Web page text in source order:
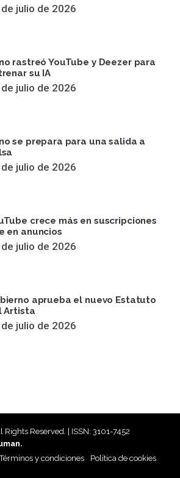
julio de 2026
rastreó YouTube y Deezer para
su IA
julio de 2026
se prepara para una salida a
julio de 2026
crece más en suscripciones
en anuncios
julio de 2026
aprueba el nuevo Estatuto
Artista
julio de 2026
Rights Reserved. | ISSN: 3101-7452
Términos y condiciones
Política de cookies